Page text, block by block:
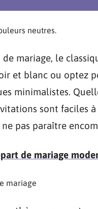
neutres.
mariage, le
et blanc ou optez
minimalistes.
sont faciles
pas paraître
part de mariage
mariage